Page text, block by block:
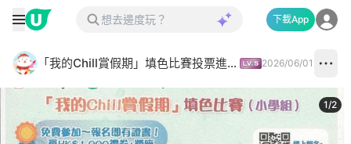
下載App
「我的Chill賞假期」填色比賽投票進行中✅ 2026/06/01
1/2